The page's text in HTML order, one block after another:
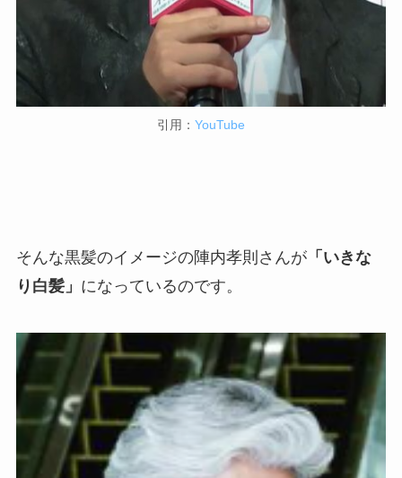
引用： YouTube
そんな黒髪のイメージの陣内孝則さんが「いきな
り白髪」 になっているのです。